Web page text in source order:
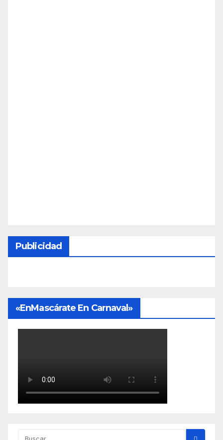
Publicidad
«EnMascárate En Carnaval»